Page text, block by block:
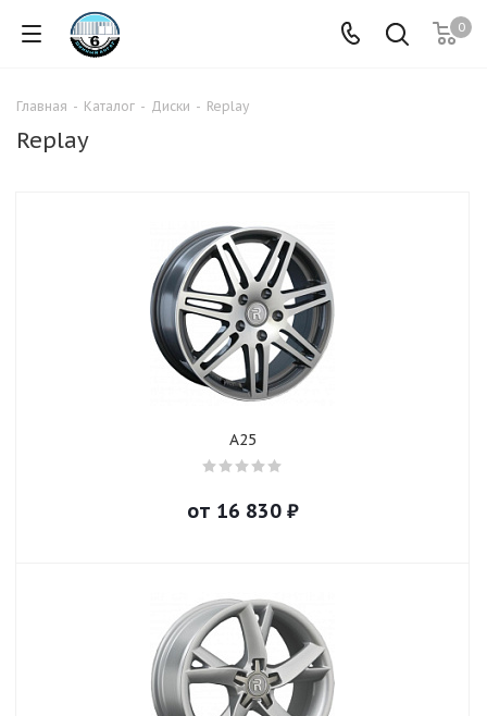
0
Главная - Каталог - Диски - Replay
Replay
A25
от 16 830₽